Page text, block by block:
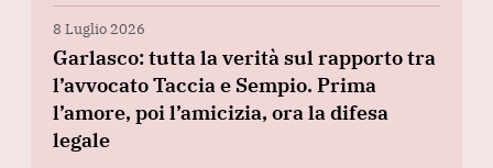
8 Luglio 2026
Garlasco: tutta la verità sul rapporto tra
l’avvocato Taccia e Sempio. Prima
l’amore, poi l’amicizia, ora la difesa
legale